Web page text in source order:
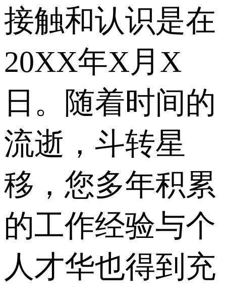
接触和认识是在
20XX年X月X
日。随着时间的
流逝，斗转星
移，您多年积累
的工作经验与个
人才华也得到充